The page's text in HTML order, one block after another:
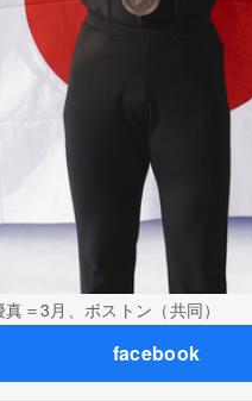
＝3月、ボストン（共同）
facebook